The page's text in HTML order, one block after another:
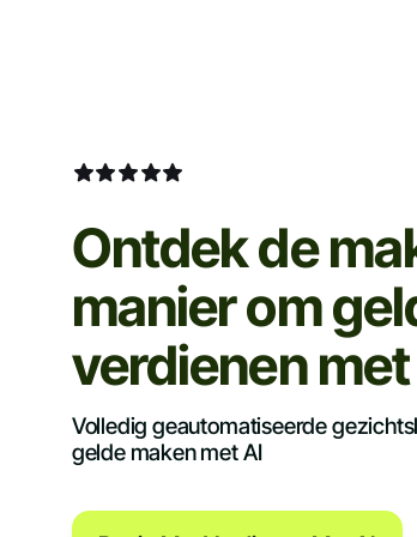
Ontdek de
manier om
verdienen
Volledig geautomatiseerde
gelde maken met AI